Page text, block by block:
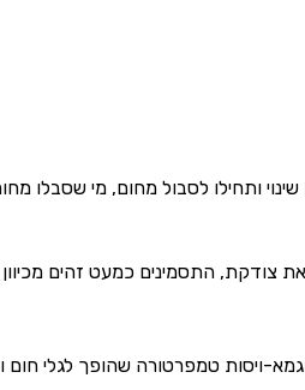
ותחילו לסבול מחום, מי שסבלו
צודקת, התסמינים כמעט זהים
ויסות טמפרטורה שהופך לגלי חום